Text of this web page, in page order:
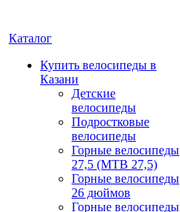
Каталог
Купить велосипеды в
Казани
Детские
велосипеды
Подростковые
велосипеды
Горные велосипеды
27,5 (MTB 27,5)
Горные велосипеды
26 дюймов
Горные велосипеды